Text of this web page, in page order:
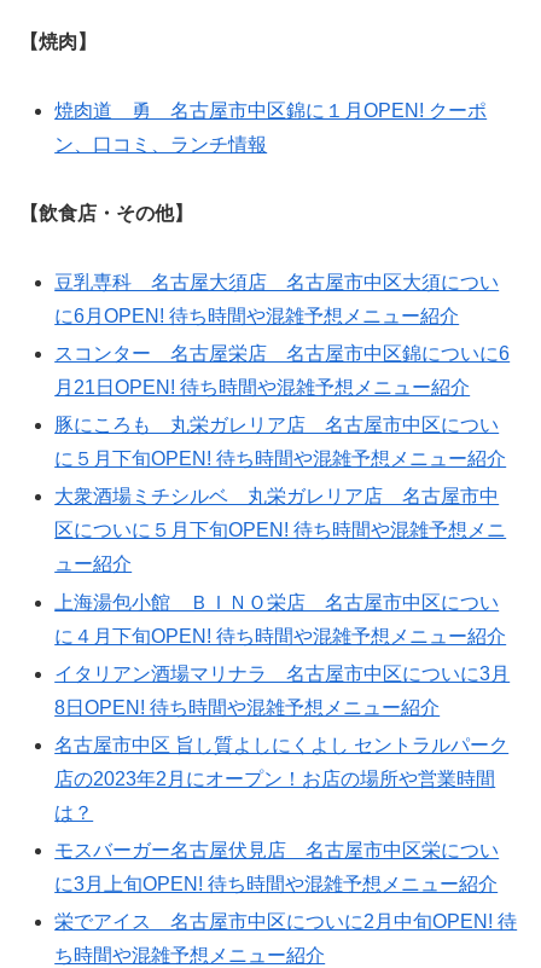
【焼肉】
焼肉道 勇 名古屋市中区錦に１月OPEN! クーポ
ン、口コミ、ランチ情報
【飲食店・その他】
豆乳専科 名古屋大須店 名古屋市中区大須につい
に6月OPEN! 待ち時間や混雑予想メニュー紹介
スコンター 名古屋栄店 名古屋市中区錦についに6
月21日OPEN! 待ち時間や混雑予想メニュー紹介
豚にころも 丸栄ガレリア店 名古屋市中区につい
に５月下旬OPEN! 待ち時間や混雑予想メニュー紹介
大衆酒場ミチシルベ 丸栄ガレリア店 名古屋市中
区についに５月下旬OPEN! 待ち時間や混雑予想メニ
ュー紹介
上海湯包小館 ＢＩＮＯ栄店 名古屋市中区につい
に４月下旬OPEN! 待ち時間や混雑予想メニュー紹介
イタリアン酒場マリナラ 名古屋市中区についに3月
8日OPEN! 待ち時間や混雑予想メニュー紹介
名古屋市中区 旨し質よしにくよし セントラルパーク
店の2023年2月にオープン！お店の場所や営業時間
は？
モスバーガー名古屋伏見店 名古屋市中区栄につい
に3月上旬OPEN! 待ち時間や混雑予想メニュー紹介
栄でアイス 名古屋市中区についに2月中旬OPEN! 待
ち時間や混雑予想メニュー紹介